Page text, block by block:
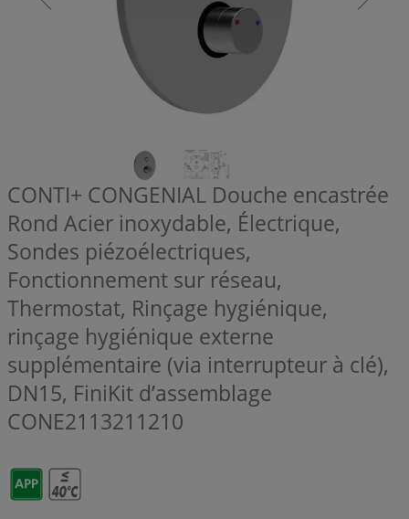
CONTI+ CONGENIAL Douche encastrée
Rond Acier inoxydable, Électrique,
Sondes piézoélectriques,
Fonctionnement sur réseau,
Thermostat, Rinçage hygiénique,
rinçage hygiénique externe
supplémentaire (via interrupteur à clé),
DN15, FiniKit d’assemblage
CONE2113211210